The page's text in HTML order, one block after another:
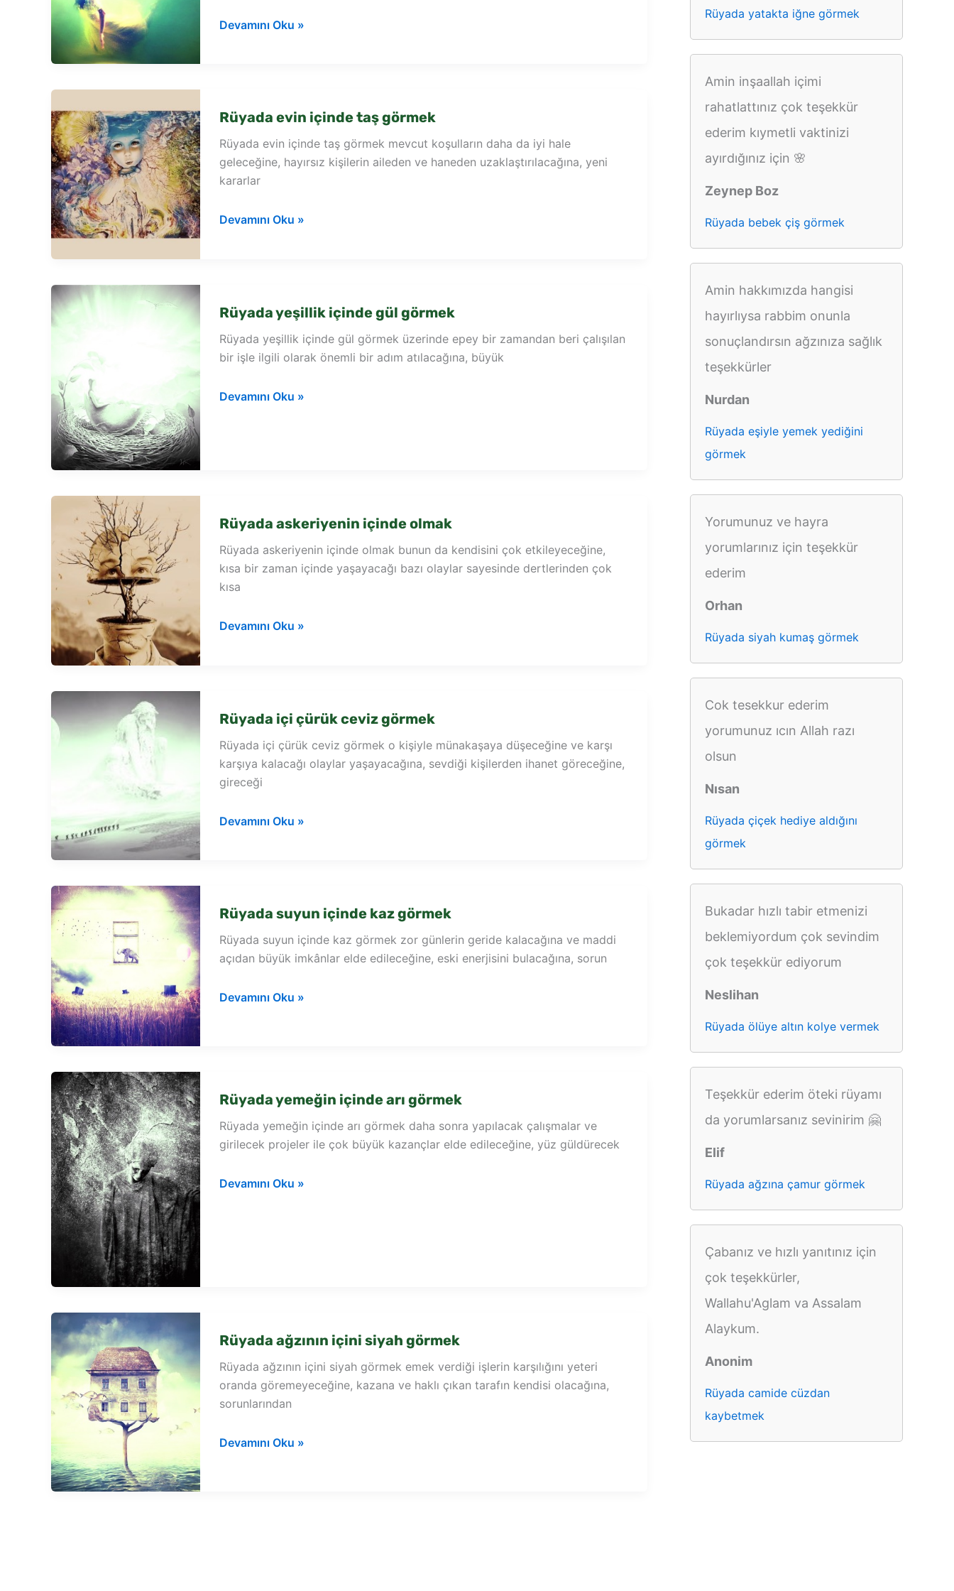
Rüyada
Devamını Oku »
Rüyada evin içinde taş görmek
Rüyada evin içinde taş görmek mevcut koşulların daha da iyi hale
geleceğine, hayırsız kişilerin aileden ve haneden uzaklaştırılacağına, yeni
kararlar
Rüyada
Devamını Oku »
Rüyada yeşillik içinde gül görmek
Rüyada yeşillik içinde gül görmek üzerinde epey bir zamandan beri çalışılan
bir işle ilgili olarak önemli bir adım atılacağına, büyük
Rüyada
Devamını Oku »
Rüyada askeriyenin içinde olmak
Rüyada askeriyenin içinde olmak bunun da kendisini çok etkileyeceğine,
kısa bir zaman içinde yaşayacağı bazı olaylar sayesinde dertlerinden çok
kısa
Rüyada
Devamını Oku »
Rüyada içi çürük ceviz görmek
Rüyada içi çürük ceviz görmek o kişiyle münakaşaya düşeceğine ve karşı
karşıya kalacağı olaylar yaşayacağına, sevdiği kişilerden ihanet göreceğine,
gireceği
Rüyada
Devamını Oku »
Rüyada suyun içinde kaz görmek
Rüyada suyun içinde kaz görmek zor günlerin geride kalacağına ve maddi
açıdan büyük imkânlar elde edileceğine, eski enerjisini bulacağına, sorun
Rüyada
Devamını Oku »
Rüyada yemeğin içinde arı görmek
Rüyada yemeğin içinde arı görmek daha sonra yapılacak çalışmalar ve
girilecek projeler ile çok büyük kazançlar elde edileceğine, yüz güldürecek
Rüyada
Devamını Oku »
Rüyada ağzının içini siyah görmek
Rüyada ağzının içini siyah görmek emek verdiği işlerin karşılığını yeteri
oranda göremeyeceğine, kazana ve haklı çıkan tarafın kendisi olacağına,
sorunlarından
Rüyada
Devamını Oku »
Rüyada yatakta iğne görmek
Amin inşaallah içimi
rahatlattınız çok teşekkür
ederim kıymetli vaktinizi
ayırdığınız için 🌸
Zeynep Boz
Rüyada bebek çiş görmek
Amin hakkımızda hangisi
hayırlıysa rabbim onunla
sonuçlandırsın ağzınıza sağlık
teşekkürler
Nurdan
Rüyada eşiyle yemek yediğini
görmek
Yorumunuz ve hayra
yorumlarınız için teşekkür
ederim
Orhan
Rüyada siyah kumaş görmek
Cok tesekkur ederim
yorumunuz ıcın Allah razı
olsun
Nısan
Rüyada çiçek hediye aldığını
görmek
Bukadar hızlı tabir etmenizi
beklemiyordum çok sevindim
çok teşekkür ediyorum
Neslihan
Rüyada ölüye altın kolye vermek
Teşekkür ederim öteki rüyamı
da yorumlarsanız sevinirim 🤗
Elif
Rüyada ağzına çamur görmek
Çabanız ve hızlı yanıtınız için
çok teşekkürler,
Wallahu'Aglam va Assalam
Alaykum.
Anonim
Rüyada camide cüzdan
kaybetmek